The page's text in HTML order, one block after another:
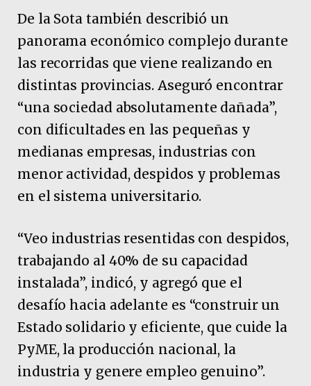
De la Sota también describió un
panorama económico complejo durante
las recorridas que viene realizando en
distintas provincias. Aseguró encontrar
“una sociedad absolutamente dañada”,
con dificultades en las pequeñas y
medianas empresas, industrias con
menor actividad, despidos y problemas
en el sistema universitario.
“Veo industrias resentidas con despidos,
trabajando al 40% de su capacidad
instalada”, indicó, y agregó que el
desafío hacia adelante es “construir un
Estado solidario y eficiente, que cuide la
PyME, la producción nacional, la
industria y genere empleo genuino”.